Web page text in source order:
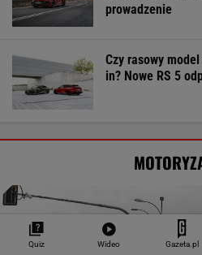
prowadzenie
Czy rasowy
in? Nowe RS 5
Quiz Wideo Gazeta.pl